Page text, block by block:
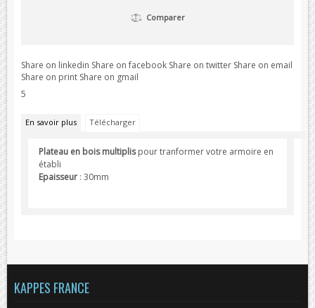
Comparer
Share on linkedin Share on facebook Share on twitter Share on email
Share on print Share on gmail
5
En savoir plus Télécharger
Plateau en bois multiplispour tranformer votre armoire en
établi
Epaisseur : 30mm
KAPPES FRANCE